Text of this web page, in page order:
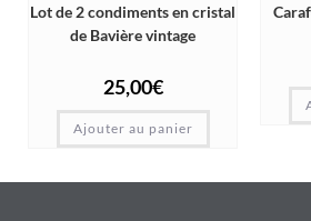
Lot de 2 condiments en cristal
de Bavière vintage
25,00€
Ajouter au panier